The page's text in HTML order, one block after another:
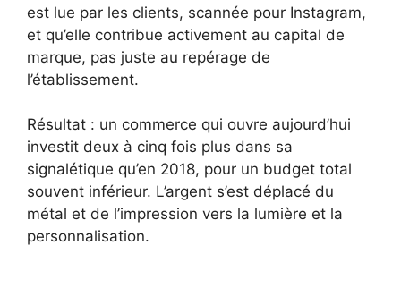
est lue par les clients, scannée pour Instagram,
et qu’elle contribue activement au capital de
marque, pas juste au repérage de
l’établissement.
Résultat : un commerce qui ouvre aujourd’hui
investit deux à cinq fois plus dans sa
signalétique qu’en 2018, pour un budget total
souvent inférieur. L’argent s’est déplacé du
métal et de l’impression vers la lumière et la
personnalisation.